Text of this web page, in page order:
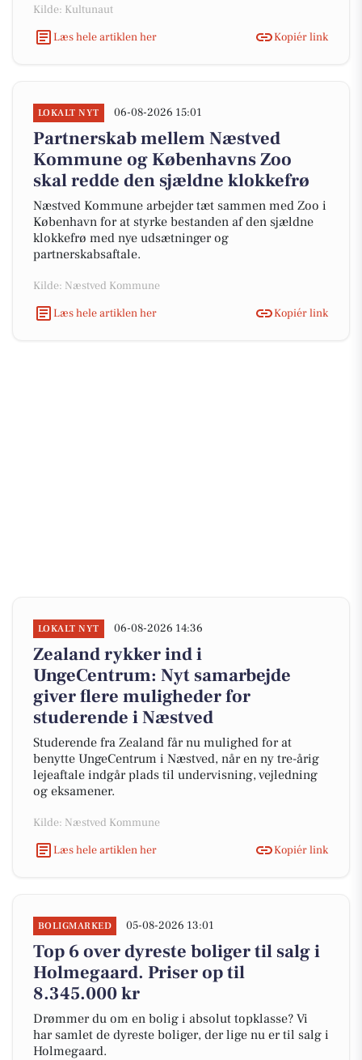
Kilde: Kultunaut
Læs hele artiklen her
Kopiér link
LOKALT NYT 06-08-2026 15:01
Partnerskab mellem Næstved
Kommune og Københavns Zoo
skal redde den sjældne klokkefrø
Næstved Kommune arbejder tæt sammen med Zoo i
København for at styrke bestanden af den sjældne
klokkefrø med nye udsætninger og
partnerskabsaftale.
Kilde: Næstved Kommune
Læs hele artiklen her
Kopiér link
LOKALT NYT 06-08-2026 14:36
Zealand rykker ind i
UngeCentrum: Nyt samarbejde
giver flere muligheder for
studerende i Næstved
Studerende fra Zealand får nu mulighed for at
benytte UngeCentrum i Næstved, når en ny tre-årig
lejeaftale indgår plads til undervisning, vejledning
og eksamener.
Kilde: Næstved Kommune
Læs hele artiklen her
Kopiér link
BOLIGMARKED 05-08-2026 13:01
Top 6 over dyreste boliger til salg i
Holmegaard. Priser op til
8.345.000 kr
Drømmer du om en bolig i absolut topklasse? Vi
har samlet de dyreste boliger, der lige nu er til salg i
Holmegaard.